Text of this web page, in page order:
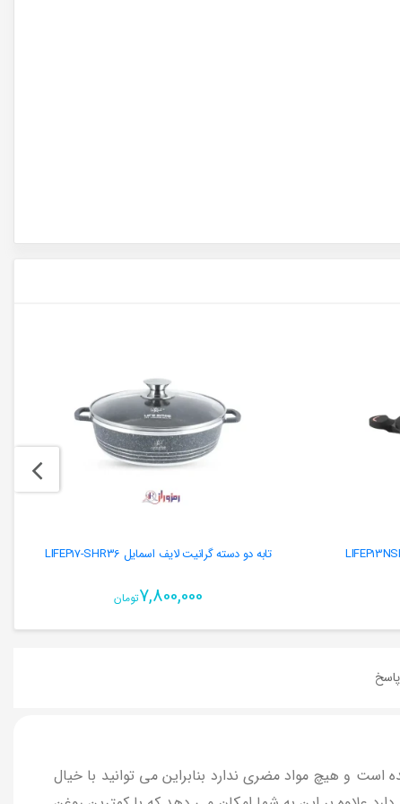
تابه دو دسته گرانیت لایف اسمایل LIFEP17-SHR36
7,800,000تومان
است و هیچ مواد مضری ندارد بنابراین می توانید با خیال